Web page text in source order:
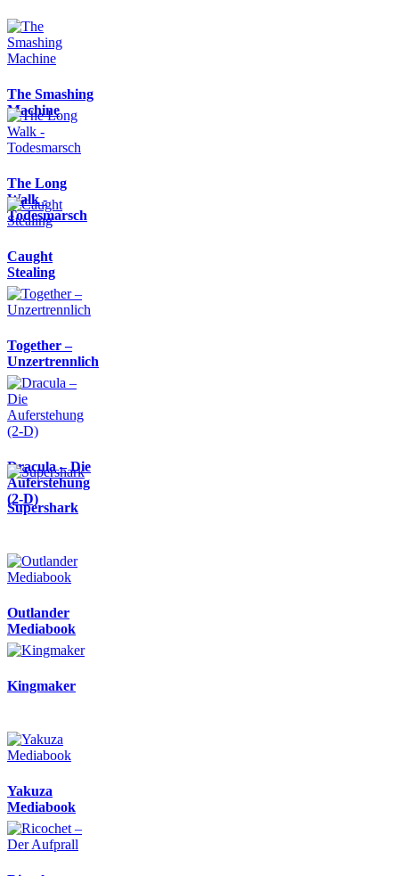
The Smashing
Machine
The Long
Walk -
Todesmarsch
Caught
Stealing
Together –
Unzertrennlich
Dracula – Die
Auferstehung
(2-D)
Supershark
Outlander
Mediabook
Kingmaker
Yakuza
Mediabook